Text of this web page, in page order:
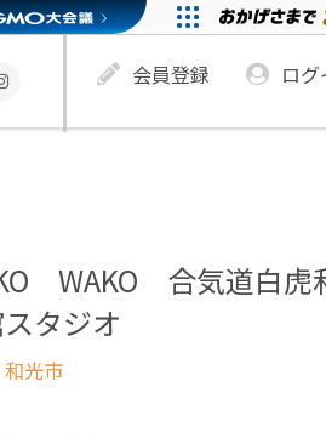
会員登録 ロ
WAKO 合気道白虎
タジオ
光市